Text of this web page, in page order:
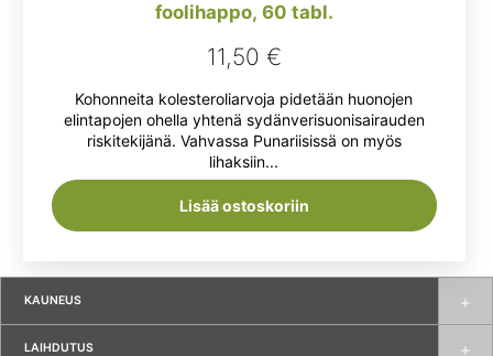
KAUNEUS
LAIHDUTUS
foolihappo, 60 tabl.
11,50 €
Kohonneita kolesteroliarvoja pidetään huonojen
elintapojen ohella yhtenä sydänverisuonisairauden
riskitekijänä. Vahvassa Punariisissä on myös
lihaksiin...
Lisää ostoskoriin